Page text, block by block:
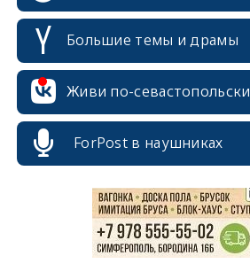
Большие темы и драмы
Живи по-севастопольски
ForPost в наушниках